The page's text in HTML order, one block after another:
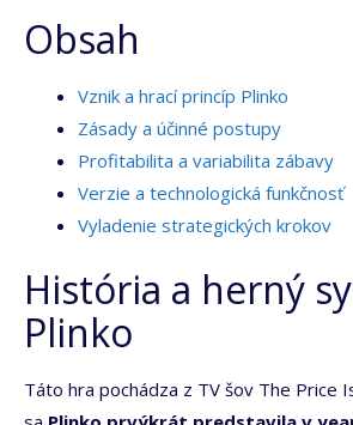
Obsah
Vznik a hrací princíp Plinko
Zásady a účinné postupy
Profitabilita a variabilita zábavy
Verzie a technologická funkčnosť
Vyladenie strategických krokov
História a herný
Plinko
Táto hra pochádza z TV šov The Price